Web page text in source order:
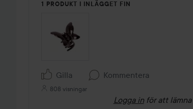
1 PRODUKT I INLÄGGET FIN
Gilla Kommentera
808 visningar
Logga in för att